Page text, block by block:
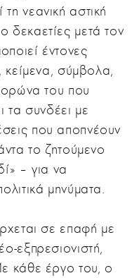
νεανική αστική
δεκαετίες μετά τον
έντονες
κείμενα, σύμβολα,
του που
τα συνδέει με
που αποπνέουν
το ζητούμενο
– για να
μηνύματα.
σε επαφή με
εξπρεσιονιστή,
κάθε έργο του, ο